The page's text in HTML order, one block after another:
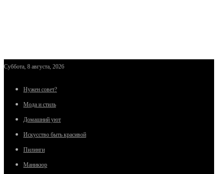
Суббота, 8 августа, 2026
Нужен совет?
Мода и стиль
Домашний уют
Искусство быть красивой
Пилинги
Маникюр